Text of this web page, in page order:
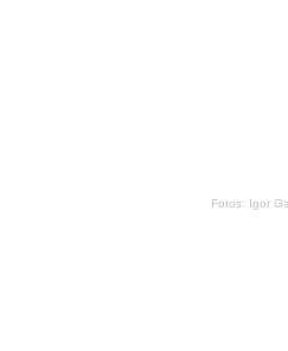
Fotos: Igor